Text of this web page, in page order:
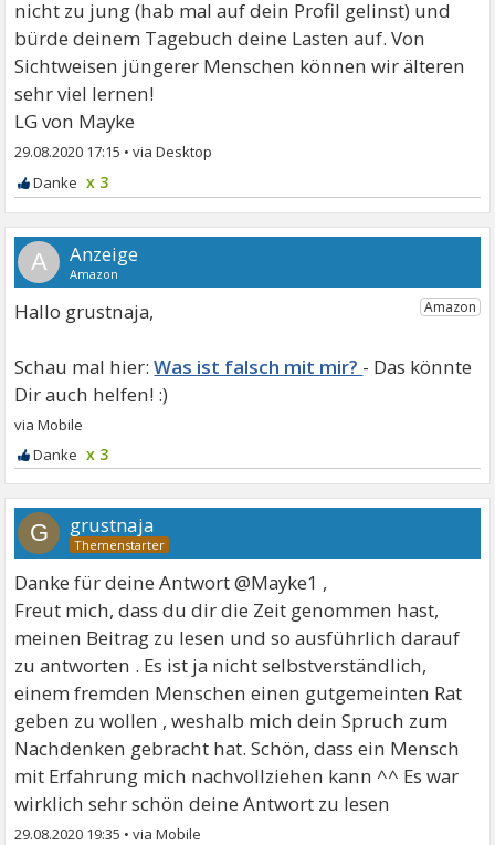
nicht zu jung (hab mal auf dein Profil gelinst) und
bürde deinem Tagebuch deine Lasten auf. Von
Sichtweisen jüngerer Menschen können wir älteren
sehr viel lernen!
LG von Mayke
29.08.2020 17:15 •
x 3
A
Hallo grustnaja,
Was ist falsch mit mir?
x 3
G grustnaja
Danke für deine Antwort @Mayke1 ,
Freut mich, dass du dir die Zeit genommen hast,
meinen Beitrag zu lesen und so ausführlich darauf
zu antworten . Es ist ja nicht selbstverständlich,
einem fremden Menschen einen gutgemeinten Rat
geben zu wollen , weshalb mich dein Spruch zum
Nachdenken gebracht hat. Schön, dass ein Mensch
mit Erfahrung mich nachvollziehen kann ^^ Es war
wirklich sehr schön deine Antwort zu lesen
29.08.2020 19:35 •